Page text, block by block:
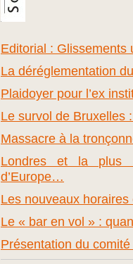
Editorial : Glissements
La déréglementation
Plaidoyer pour l’ex
Le survol de Bruxelles
Massacre à la
Londres et la plus
d’Europe…
Les nouveaux
Le « bar en vol » :
Présentation du